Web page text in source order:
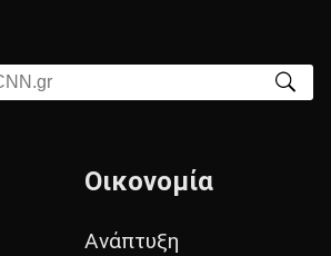
Οικονομία
Ανάπτυξη